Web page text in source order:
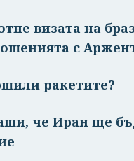
визата на
с
ракетите?
че Иран ще